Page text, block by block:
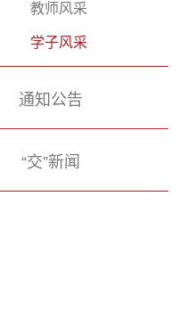
教师风采
学子风采
通知公告
“交”新闻